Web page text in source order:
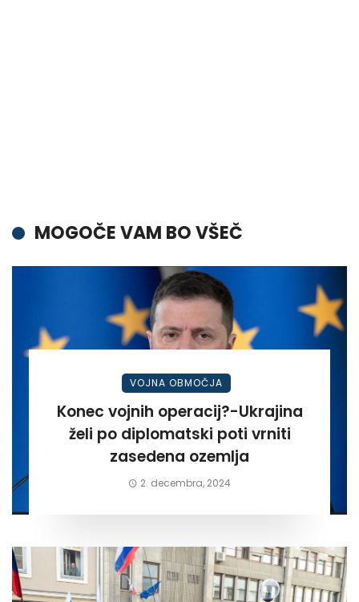
MOGOČE VAM BO VŠEČ
VOJNA OBMOČJA
Konec vojnih operacij?-Ukrajina
želi po diplomatski poti vrniti
zasedena ozemlja
2. decembra, 2024